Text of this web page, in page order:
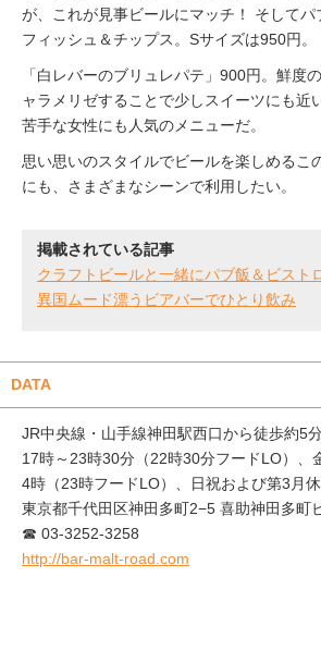
が、これが見事ビールにマッチ！ そして
フィッシュ＆チップス。Sサイズは950円。
「白レバーのブリュレパテ」900円。鮮度
ャラメリゼすることで少しスイーツにも近
苦手な女性にも人気のメニューだ。
思い思いのスタイルでビールを楽しめるこ
にも、さまざまなシーンで利用したい。
掲載されている記事
クラフトビールと一緒にパブ飯＆ビスト
異国ムード漂うビアバーでひとり飲み
DATA
JR中央線・山手線神田駅西口から徒歩約5分
17時～23時30分（22時30分フードLO）、
4時（23時フードLO）、日祝および第3月休
東京都千代田区神田多町2−5 喜助神田多町
☎ 03-3252-3258
http://bar-malt-road.com